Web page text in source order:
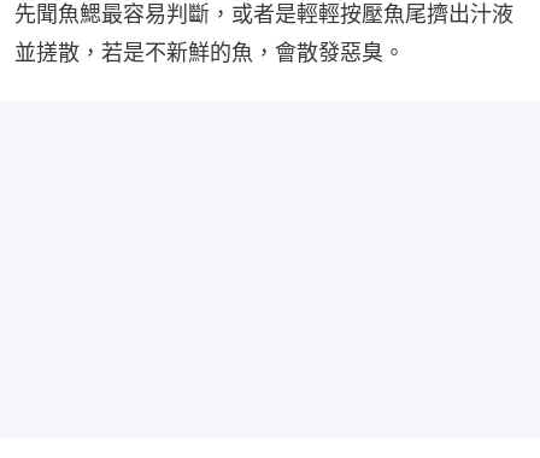
先聞魚鰓最容易判斷，或者是輕輕按壓魚尾擠出汁液
並搓散，若是不新鮮的魚，會散發惡臭。